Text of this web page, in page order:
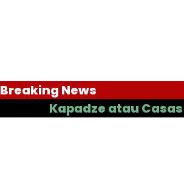
Breaking News
Kapadze atau Casas yang